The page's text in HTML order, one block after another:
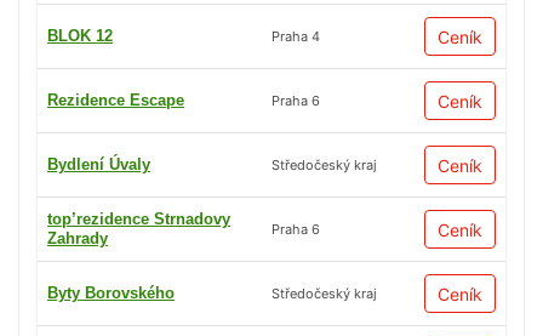
BLOK 12 Praha 4 Ceník
Rezidence Escape Praha 6 Ceník
Bydlení Úvaly Středočeský kraj Ceník
top’rezidence Strnadovy
Zahrady
Praha 6 Ceník
Byty Borovského Středočeský kraj Ceník